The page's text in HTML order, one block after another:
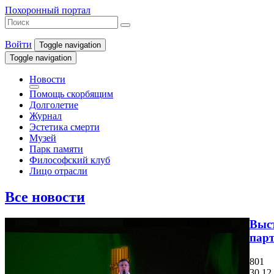
Похоронный портал
Войти
Toggle navigation
Toggle navigation
Новости
Помощь скорбящим
Долголетие
Журнал
Эстетика смерти
Музей
Парк памяти
Философский клуб
Лицо отрасли
Все новости
801